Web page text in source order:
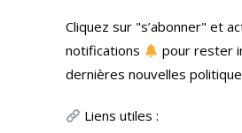
Cliquez sur "s’abonner" et
notifications
pour rester
dernières nouvelles
Liens utiles :